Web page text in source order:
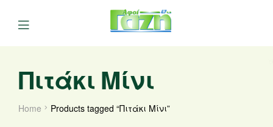
Πιτάκι Μίνι
Home Products tagged “Πιτάκι Μίνι”